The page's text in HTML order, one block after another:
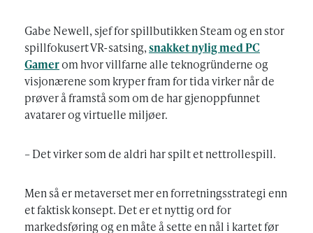
Gabe Newell, sjef for spillbutikken Steam og en stor
spillfokusert VR-satsing,snakket nylig med PC
Gamerom hvor villfarne alle teknogründerne og
visjonærene som kryper fram for tida virker når de
prøver å framstå som om de har gjenoppfunnet
avatarer og virtuelle miljøer.
– Det virker som de aldri har spilt et nettrollespill.
Men så er metaverset mer en forretningsstrategi enn
et faktisk konsept. Det er et nyttig ord for
markedsføring og en måte å sette en nål i kartet før